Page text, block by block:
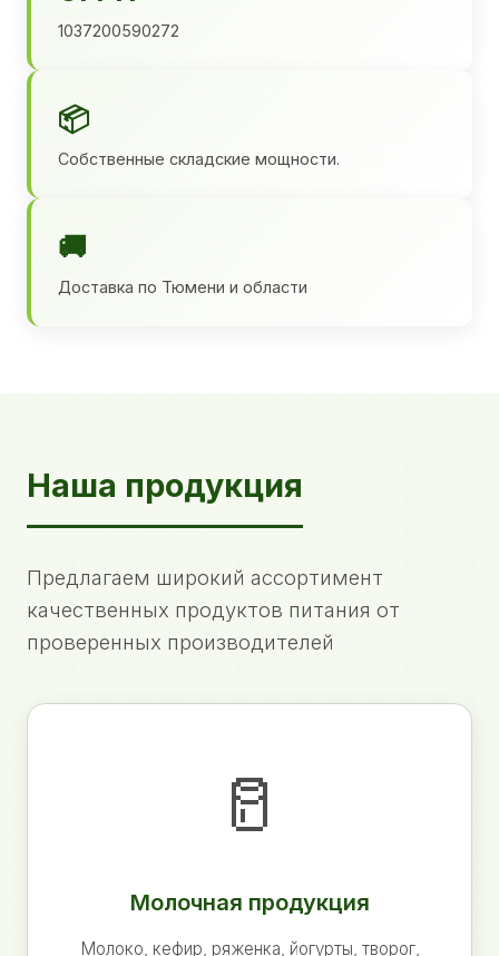
1037200590272
📦
Собственные складские мощности.
🚚
Доставка по Тюмени и области
Наша продукция
Предлагаем широкий ассортимент
качественных продуктов питания от
проверенных производителей
🥛
Молочная продукция
Молоко, кефир, ряженка, йогурты, творог,